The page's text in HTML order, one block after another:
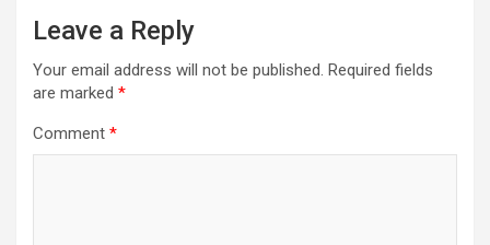
Leave a Reply
Your email address will not be published. Required fields
are marked *
Comment *